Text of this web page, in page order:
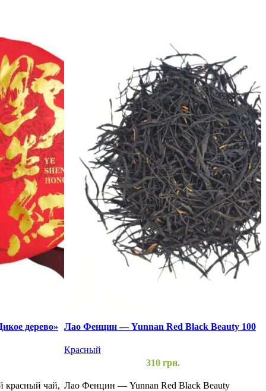
дерево»
красный чай,
Лао Фенцин — Yunnan Red Black Beauty 100
Красный
310грн.
Лао Фенцин — Yunnan Red Black Beauty